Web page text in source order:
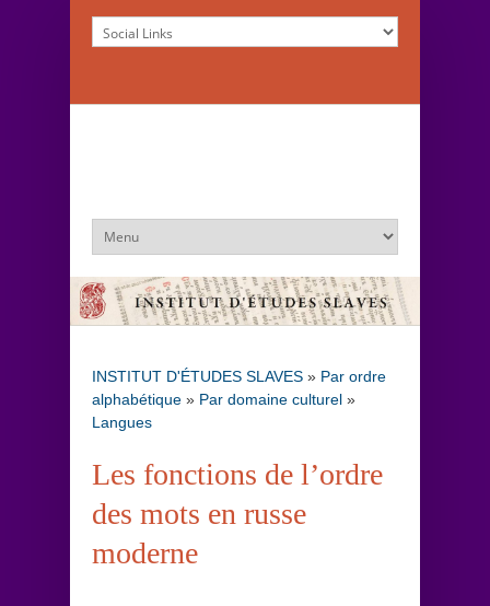
INSTITUT D'ÉTUDES SLAVES » Par ordre
alphabétique » Par domaine culturel »
Langues
Les fonctions de l’ordre
des mots en russe
moderne